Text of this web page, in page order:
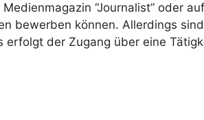
Medienmagazin “Journalist” oder
bewerben können. Allerdings
der Zugang über eine